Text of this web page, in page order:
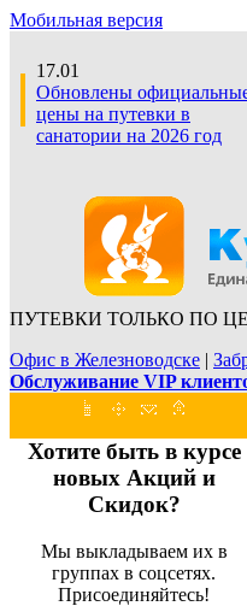
Мобильная версия
17.01
Обновлены
цены на путевки в
санатории на 2026 год
ПУТЕВКИ ТОЛЬКО ПО
Офис в Железноводске |
Обслуживание VIP
Хотите быть в курсе
новых Акций и
Скидок?
Мы выкладываем их в
группах в соцсетях.
Присоединяйтесь!